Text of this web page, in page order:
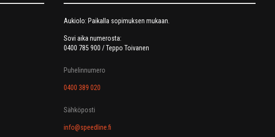
Aukiolo: Paikalla sopimuksen mukaan.
Sovi aika numerosta:
0400 785 900 / Teppo Toivanen
Puhelinnumero
0400 389 020
Sähköposti
info@speedline.fi